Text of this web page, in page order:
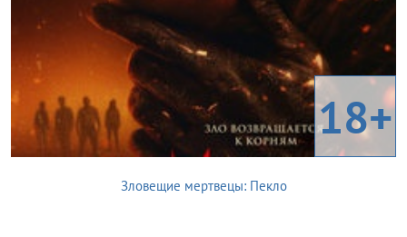
18+
Зловещие мертвецы: Пекло